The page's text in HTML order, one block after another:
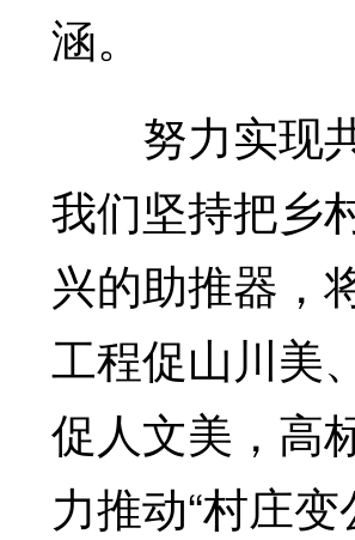
涵。
努力实现共
我们坚持把乡
兴的助推器，
工程促山川美
促人文美，高
力推动“村庄